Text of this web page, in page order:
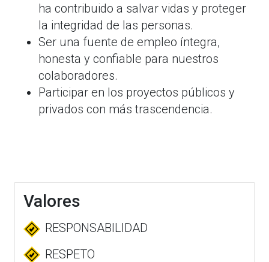
ha contribuido a salvar vidas y proteger
la integridad de las personas.
Ser una fuente de empleo íntegra,
honesta y confiable para nuestros
colaboradores.
Participar en los proyectos públicos y
privados con más trascendencia.
Valores
RESPONSABILIDAD
RESPETO